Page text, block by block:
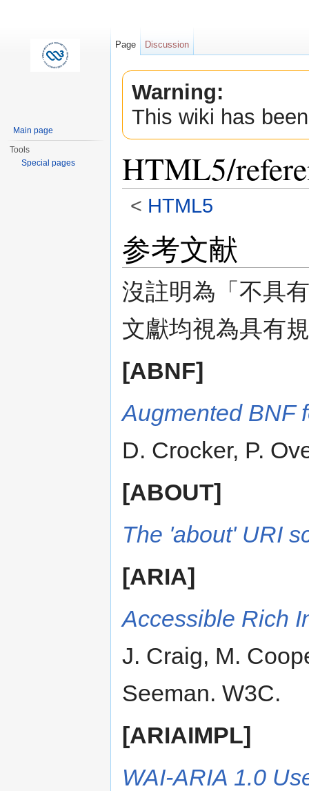
Warning:
This wiki has
HTML5/
< HTML5
参考文献
沒註明為「不具
文獻均視為具有
[ABNF]
Augmented BNF
D. Crocker, P.
[ABOUT]
The 'about' URI
[ARIA]
Accessible Rich
J. Craig, M.
Seeman. W3C.
[ARIAIMPL]
WAI-ARIA 1.0
Page Discussion
Main page
Tools
Special pages